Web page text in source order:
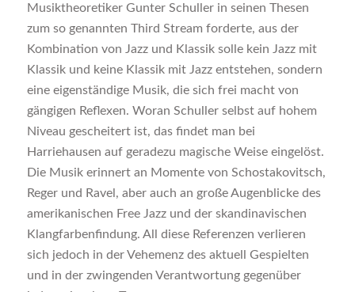
Musiktheoretiker Gunter Schuller in seinen Thesen
zum so genannten Third Stream forderte, aus der
Kombination von Jazz und Klassik solle kein Jazz mit
Klassik und keine Klassik mit Jazz entstehen, sondern
eine eigenständige Musik, die sich frei macht von
gängigen Reflexen. Woran Schuller selbst auf hohem
Niveau gescheitert ist, das findet man bei
Harriehausen auf geradezu magische Weise eingelöst.
Die Musik erinnert an Momente von Schostakovitsch,
Reger und Ravel, aber auch an große Augenblicke des
amerikanischen Free Jazz und der skandinavischen
Klangfarbenfindung. All diese Referenzen verlieren
sich jedoch in der Vehemenz des aktuell Gespielten
und in der zwingenden Verantwortung gegenüber